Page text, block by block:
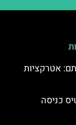
אטרקציות
כניסה